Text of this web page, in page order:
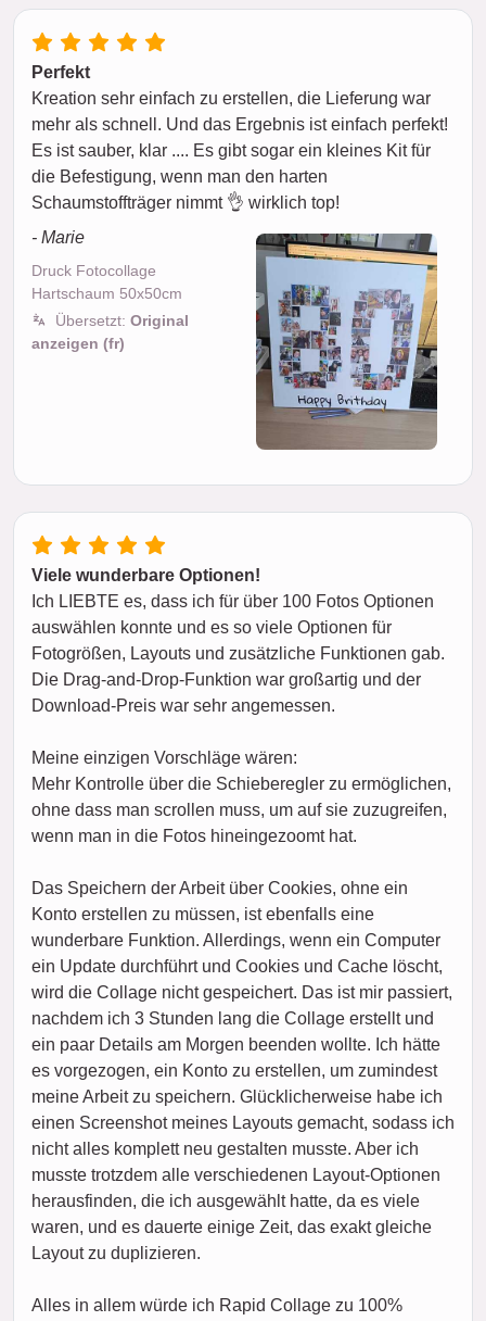
Perfekt
Kreation sehr einfach zu erstellen, die Lieferung war
mehr als schnell. Und das Ergebnis ist einfach perfekt!
Es ist sauber, klar .... Es gibt sogar ein kleines Kit für
die Befestigung, wenn man den harten
Schaumstoffträger nimmt 👌 wirklich top!
- Marie
Druck Fotocollage
Hartschaum 50x50cm
Übersetzt: Original
anzeigen (fr)
Viele wunderbare Optionen!
Ich LIEBTE es, dass ich für über 100 Fotos Optionen
auswählen konnte und es so viele Optionen für
Fotogrößen, Layouts und zusätzliche Funktionen gab.
Die Drag-and-Drop-Funktion war großartig und der
Download-Preis war sehr angemessen.
Meine einzigen Vorschläge wären:
Mehr Kontrolle über die Schieberegler zu ermöglichen,
ohne dass man scrollen muss, um auf sie zuzugreifen,
wenn man in die Fotos hineingezoomt hat.
Das Speichern der Arbeit über Cookies, ohne ein
Konto erstellen zu müssen, ist ebenfalls eine
wunderbare Funktion. Allerdings, wenn ein Computer
ein Update durchführt und Cookies und Cache löscht,
wird die Collage nicht gespeichert. Das ist mir passiert,
nachdem ich 3 Stunden lang die Collage erstellt und
ein paar Details am Morgen beenden wollte. Ich hätte
es vorgezogen, ein Konto zu erstellen, um zumindest
meine Arbeit zu speichern. Glücklicherweise habe ich
einen Screenshot meines Layouts gemacht, sodass ich
nicht alles komplett neu gestalten musste. Aber ich
musste trotzdem alle verschiedenen Layout-Optionen
herausfinden, die ich ausgewählt hatte, da es viele
waren, und es dauerte einige Zeit, das exakt gleiche
Layout zu duplizieren.
Alles in allem würde ich Rapid Collage zu 100%